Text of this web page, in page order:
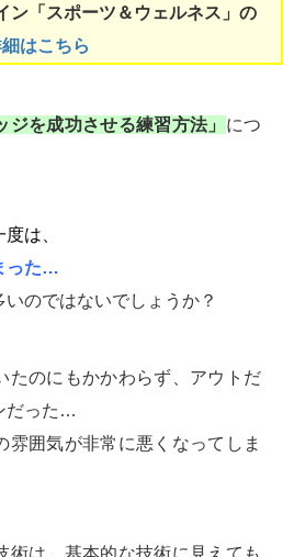
ン「スポーツ＆ウェルネス」の
はこちら
ジを成功させる練習方法」 につ
度は、
った…
のではないでしょうか？
たのにもかかわらず、アウトだ
だった…
雰囲気が非常に悪くなってしま
術は、基本的な技術に見えても